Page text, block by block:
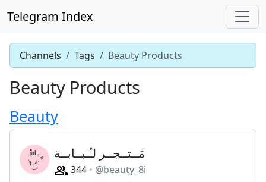
Telegram Index
Channels Tags Beauty Products
Beauty Products
Beauty
مَــتــجــر لـُـبــابــة️
344
@beauty_8i